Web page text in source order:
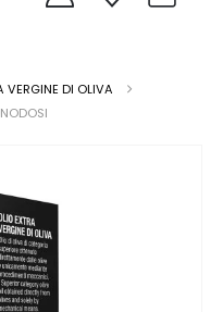
VERGINE DI OLIVA